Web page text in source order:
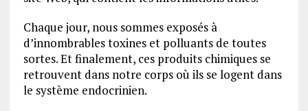
Chaque jour, nous sommes exposés à
d’innombrables toxines et polluants de toutes
sortes. Et finalement, ces produits chimiques se
retrouvent dans notre corps où ils se logent dans
le système endocrinien.